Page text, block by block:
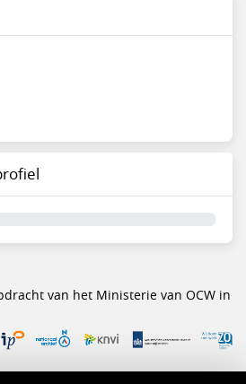
van het Ministerie van OCW in